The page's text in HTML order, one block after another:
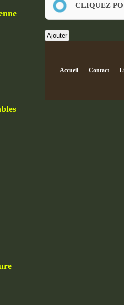
CLIQUEZ
Accueil Contact